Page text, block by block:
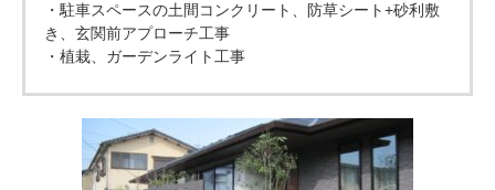
・駐車スペースの土間コンクリート、防草シート+砂利敷
き、玄関前アプローチ工事
・植栽、ガーデンライト工事